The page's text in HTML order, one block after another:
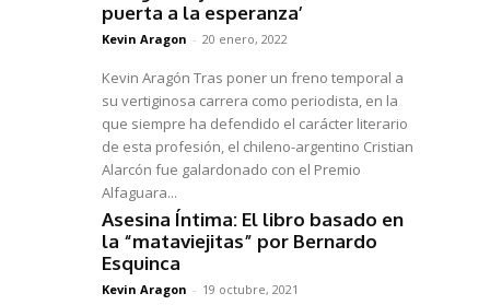
puerta a la esperanza’
Kevin Aragon - 20 enero, 2022
Kevin Aragón Tras poner un freno temporal a
su vertiginosa carrera como periodista, en la
que siempre ha defendido el carácter literario
de esta profesión, el chileno-argentino Cristian
Alarcón fue galardonado con el Premio
Alfaguara...
Asesina Íntima: El libro basado en
la “mataviejitas” por Bernardo
Esquinca
Kevin Aragon - 19 octubre, 2021